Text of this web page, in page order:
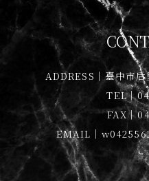
ADDRESS｜臺中市
TEL｜
FAX｜
EMAIL｜